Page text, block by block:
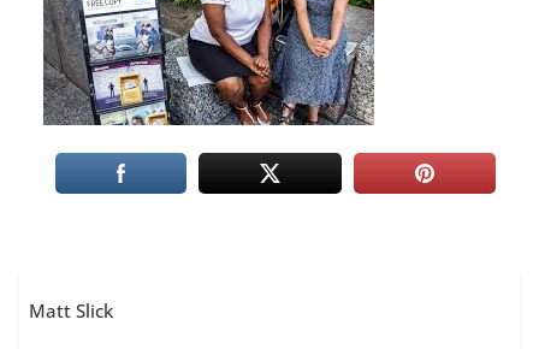
Matt Slick